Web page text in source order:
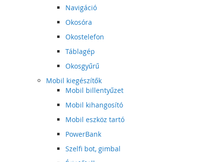
Navigáció
Okosóra
Okostelefon
Táblagép
Okosgyűrű
Mobil kiegészítők
Mobil billentyűzet
Mobil kihangosító
Mobil eszköz tartó
PowerBank
Szelfi bot, gimbal